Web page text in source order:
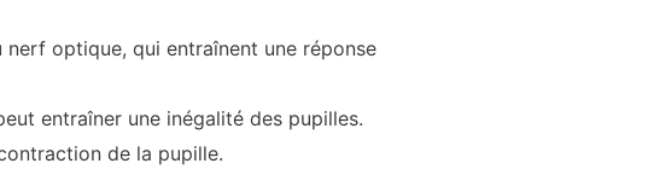
optique, qui entraînent une réponse
entraîner une inégalité des pupilles.
de la pupille.